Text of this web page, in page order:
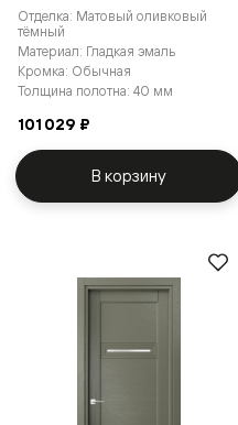
Отделка: Матовый оливковый
тёмный
Материал: Гладкая эмаль
Кромка: Обычная
Толщина полотна: 40 мм
101 029 ₽
В корзину